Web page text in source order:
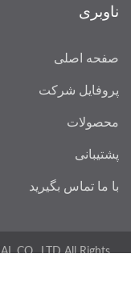
ناوبری
صفحه اصلی
پروفایل شرکت
محصولات
پشتیبانی
با ما تماس بگیرید
CO., LTD.All Rights